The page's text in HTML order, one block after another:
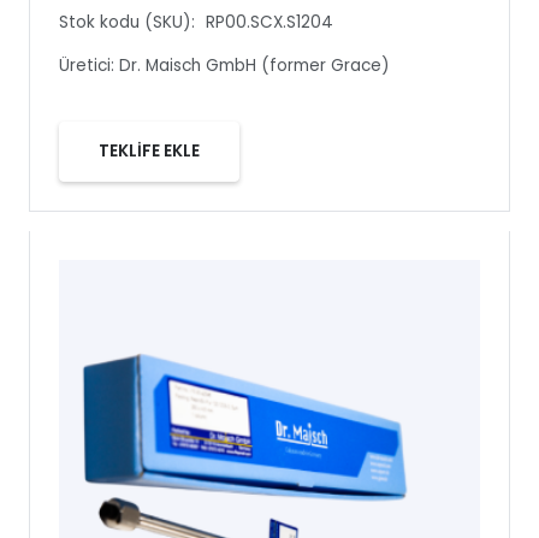
Stok kodu (SKU): RP00.SCX.S1204
Üretici: Dr. Maisch GmbH (former Grace)
TEKLİFE EKLE